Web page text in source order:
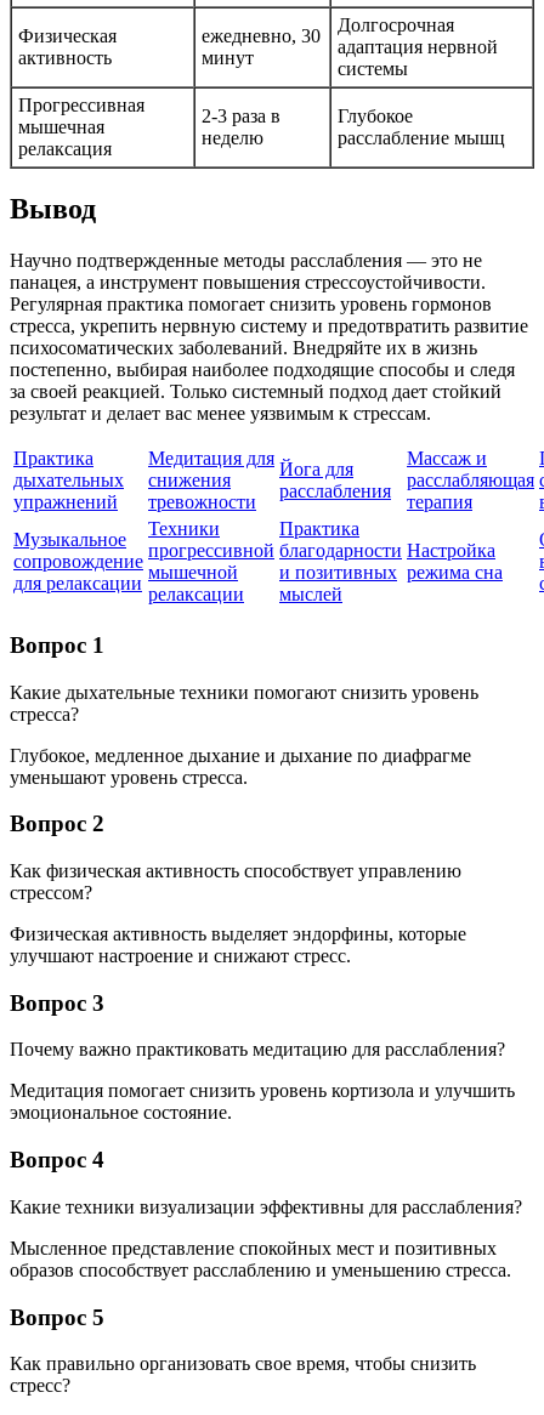
Физическая
активность
ежедневно, 30
минут
Долгосрочная
адаптация нервной
системы
Прогрессивная
мышечная
релаксация
2-3 раза в
неделю
Глубокое
расслабление мышц
Вывод
Научно подтвержденные методы расслабления — это не
панацея, а инструмент повышения стрессоустойчивости.
Регулярная практика помогает снизить уровень гормонов
стресса, укрепить нервную систему и предотвратить развитие
психосоматических заболеваний. Внедряйте их в жизнь
постепенно, выбирая наиболее подходящие способы и следя
за своей реакцией. Только системный подход дает стойкий
результат и делает вас менее уязвимым к стрессам.
Практика
дыхательных
упражнений
Медитация для
снижения
тревожности
Йога для
расслабления
Массаж и
расслабляющая
терапия
Музыкальное
сопровождение
для релаксации
Техники
прогрессивной
мышечной
релаксации
Практика
благодарности
и позитивных
мыслей
Настройка
режима сна
Вопрос 1
Какие дыхательные техники помогают снизить уровень
стресса?
Глубокое, медленное дыхание и дыхание по диафрагме
уменьшают уровень стресса.
Вопрос 2
Как физическая активность способствует управлению
стрессом?
Физическая активность выделяет эндорфины, которые
улучшают настроение и снижают стресс.
Вопрос 3
Почему важно практиковать медитацию для расслабления?
Медитация помогает снизить уровень кортизола и улучшить
эмоциональное состояние.
Вопрос 4
Какие техники визуализации эффективны для расслабления?
Мысленное представление спокойных мест и позитивных
образов способствует расслаблению и уменьшению стресса.
Вопрос 5
Как правильно организовать свое время, чтобы снизить
стресс?